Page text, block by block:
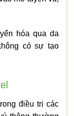
hóa qua da
có sự tạo
điều trị các